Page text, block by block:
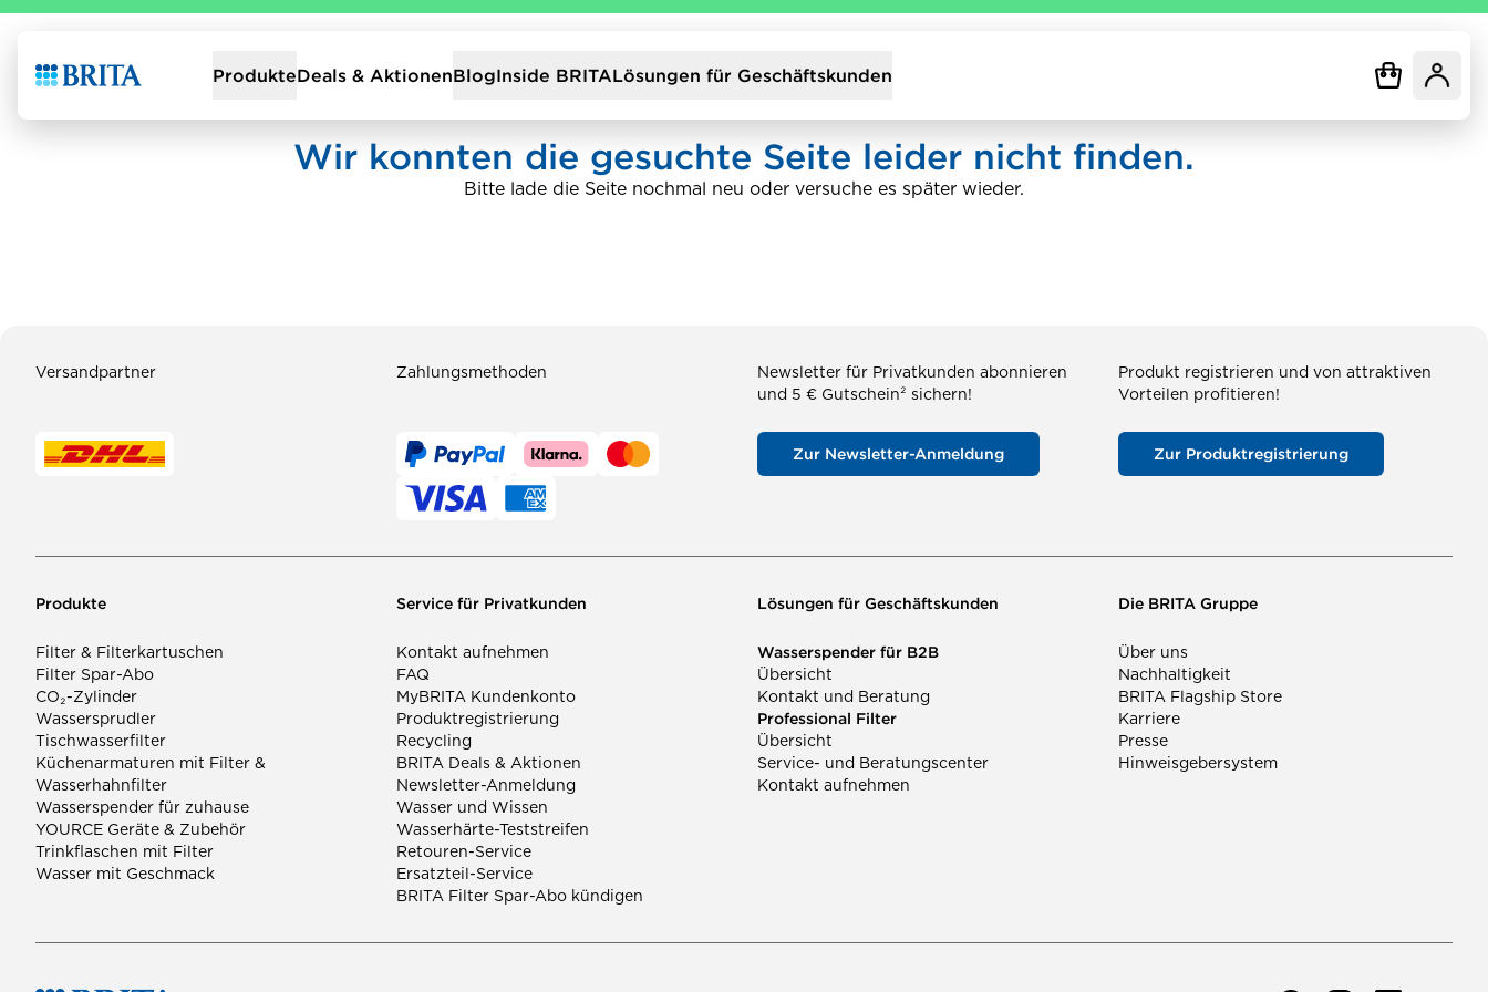
Zur Startseite
ProdukteDeals & AktionenBlogInside BRITALösungen für Geschäftskunden
Wir konnten die gesuchte Seite leider nicht finden.
Bitte lade die Seite nochmal neu oder versuche es später wieder.
Versandpartner Zahlungsmethoden
Newsletter für Privatkunden abonnieren
und 5 € Gutschein² sichern!
Zur Newsletter-Anmeldung
Produkt registrieren und von attraktiven
Vorteilen profitieren!
Zur Produktregistrierung
Produkte
Filter & Filterkartuschen
Filter Spar-Abo
CO₂-Zylinder
Wassersprudler
Tischwasserfilter
Küchenarmaturen mit Filter &
Wasserhahnfilter
Wasserspender für zuhause
YOURCE Geräte & Zubehör
Trinkflaschen mit Filter
Wasser mit Geschmack
Service für Privatkunden
Kontakt aufnehmen
FAQ
MyBRITA Kundenkonto
Produktregistrierung
Recycling
BRITA Deals & Aktionen
Newsletter-Anmeldung
Wasser und Wissen
Wasserhärte-Teststreifen
Retouren-Service
Ersatzteil-Service
BRITA Filter Spar-Abo kündigen
Lösungen für Geschäftskunden
Wasserspender für B2B
Übersicht
Kontakt und Beratung
Professional Filter
Übersicht
Service- und Beratungscenter
Kontakt aufnehmen
Die BRITA Gruppe
Über uns
Nachhaltigkeit
BRITA Flagship Store
Karriere
Presse
Hinweisgebersystem